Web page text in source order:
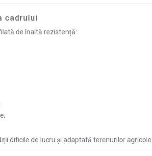
cadrului
de înaltă rezistență:
dificile de lucru și adaptată terenurilor agricole